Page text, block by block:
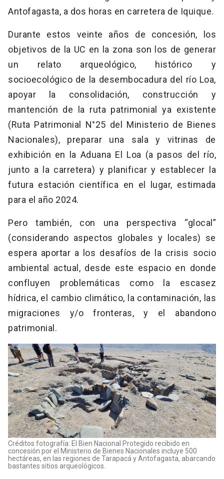
Antofagasta, a dos horas en carretera de Iquique.
Durante estos veinte años de concesión, los
objetivos de la UC en la zona son los de generar
un relato arqueológico, histórico y
socioecológico de la desembocadura del río Loa,
apoyar la consolidación, construcción y
mantención de la ruta patrimonial ya existente
(Ruta Patrimonial N°25 del Ministerio de Bienes
Nacionales), preparar una sala y vitrinas de
exhibición en la Aduana El Loa (a pasos del río,
junto a la carretera) y planificar y establecer la
futura estación científica en el lugar, estimada
para el año 2024.
Pero también, con una perspectiva “glocal”
(considerando aspectos globales y locales) se
espera aportar a los desafíos de la crisis socio
ambiental actual, desde este espacio en donde
confluyen problemáticas como la escasez
hídrica, el cambio climático, la contaminación, las
migraciones y/o fronteras, y el abandono
patrimonial.
Créditos fotografía: El Bien Nacional Protegido recibido en
concesión por el Ministerio de Bienes Nacionales incluye 500
hectáreas, en las regiones de Tarapacá y Antofagasta, abarcando
bastantes sitios arqueológicos.